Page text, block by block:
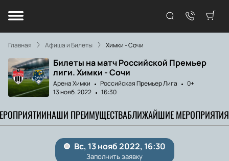
Главная Афиша и Билеты Химки - Сочи
Билеты на матч Российской Премьер
лиги. Химки - Сочи
Арена Химки Российская Премьер Лига
0+
13 нояб. 2022
16:30
НАШИ ПРЕИМУЩЕСТВАБЛИЖАЙШИЕ МЕРОПРИЯТИЯ